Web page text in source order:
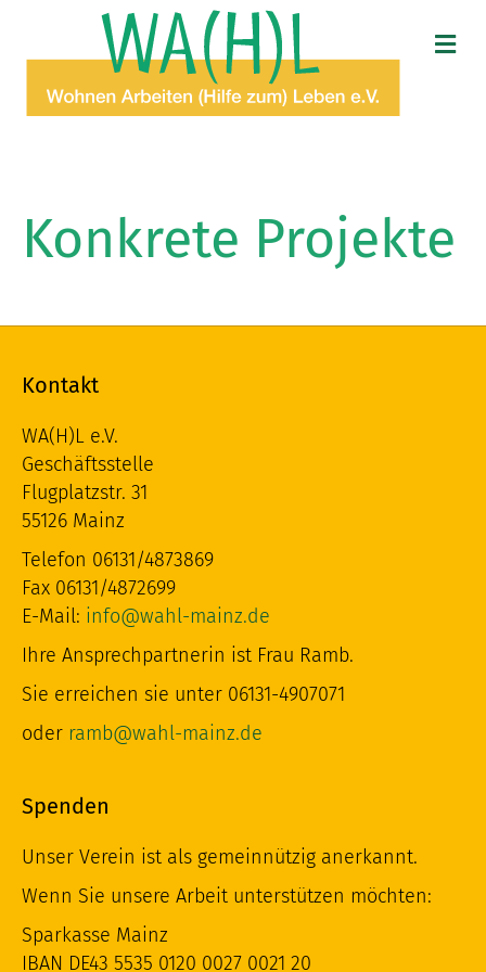
N
A
Konkrete Projekte
Kontakt
WA(H)L e.V.
Geschäftsstelle
Flugplatzstr. 31
55126 Mainz
Telefon 06131/4873869
Fax 06131/4872699
E-Mail: info@wahl-mainz.de
Ihre Ansprechpartnerin ist Frau Ramb.
Sie erreichen sie unter 06131-4907071
oder ramb@wahl-mainz.de
Spenden
Unser Verein ist als gemeinnützig anerkannt.
Wenn Sie unsere Arbeit unterstützen möchten:
Sparkasse Mainz
IBAN DE43 5535 0120 0027 0021 20